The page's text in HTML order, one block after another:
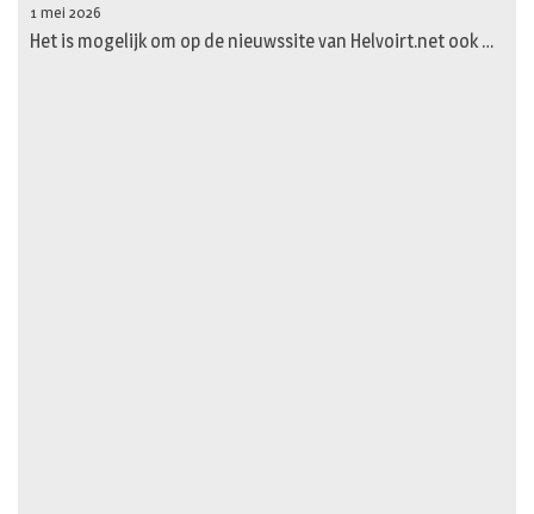
1 mei 2026
Het is mogelijk om op de nieuwssite van Helvoirt.net ook …